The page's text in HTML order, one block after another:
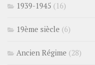
1939-1945 (16)
19ème siècle (6)
Ancien Régime (28)